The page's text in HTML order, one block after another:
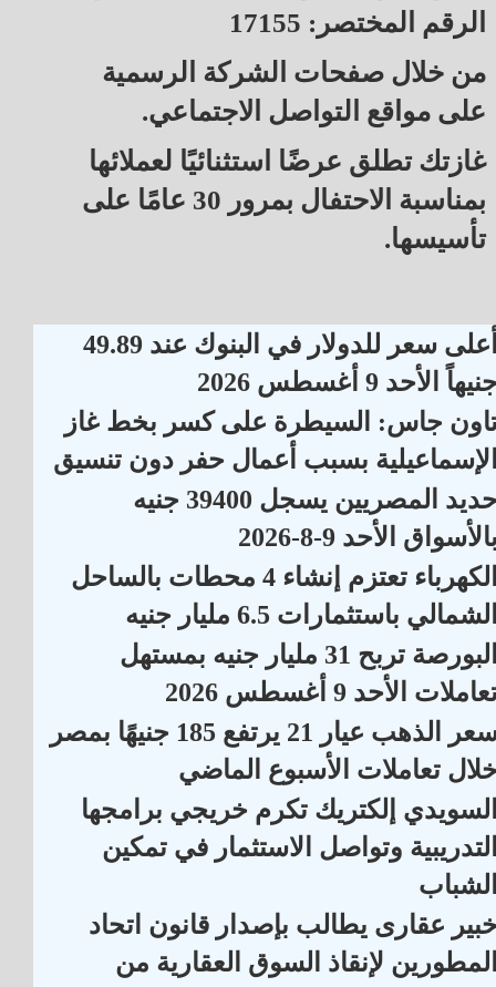
الرقم المختصر: 17155
من خلال صفحات الشركة الرسمية
على مواقع التواصل الاجتماعي.
غازتك تطلق عرضًا استثنائيًا لعملائها
بمناسبة الاحتفال بمرور 30 عامًا على
تأسيسها.
أعلى سعر للدولار في البنوك عند 49.89
الأحد 9 أغسطس 2026
جاس: السيطرة على كسر بخط غاز
بسبب أعمال حفر دون تنسيق
حديد المصريين يسجل 39400 جنيه
الأحد 9-8-2026
الكهرباء تعتزم إنشاء 4 محطات بالساحل
باستثمارات 6.5 مليار جنيه
البورصة تربح 31 مليار جنيه بمستهل
الأحد 9 أغسطس 2026
سعر الذهب عيار 21 يرتفع 185 جنيهًا بمصر
تعاملات الأسبوع الماضي
إلكتريك تكرم خريجي برامجها
وتواصل الاستثمار في تمكين
عقارى يطالب بإصدار قانون اتحاد
لإنقاذ السوق العقارية من